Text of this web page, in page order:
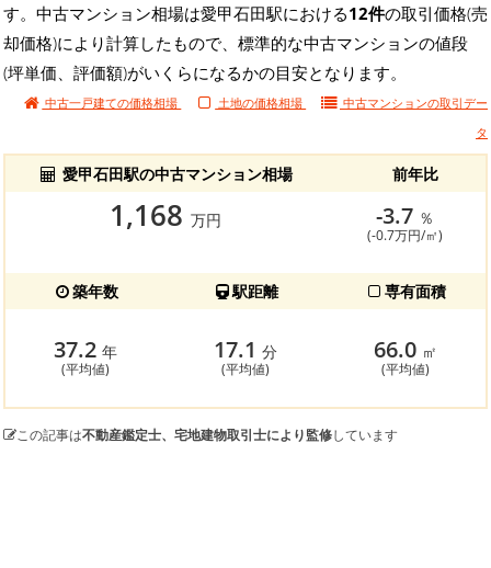
す。中古マンション相場は愛甲石田駅における12件の取引価格(売
却価格)により計算したもので、標準的な中古マンションの値段
(坪単価、評価額)がいくらになるかの目安となります。
中古一戸建ての価格相場 土地の価格相場 中古マンションの取引デー
タ
愛甲石田駅の中古マンション相場 前年比
1,168 万円 -3.7 ％
(-0.7万円/㎡)
築年数 駅距離 専有面積
37.2 年
(平均値)
17.1 分
(平均値)
66.0 ㎡
(平均値)
この記事は不動産鑑定士、宅地建物取引士により監修しています